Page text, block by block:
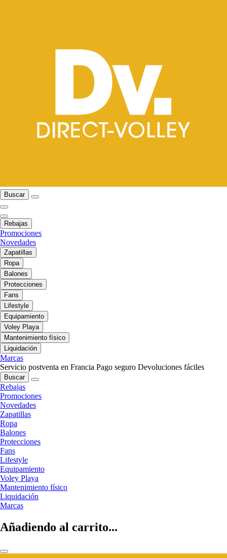
Buscar
Rebajas
Promociones
Novedades
Zapatillas
Ropa
Balones
Protecciones
Fans
Lifestyle
Equipamiento
Voley Playa
Mantenimiento físico
Liquidación
Marcas
Servicio postventa en Francia Pago seguro Devoluciones fáciles
Buscar
Rebajas
Promociones
Novedades
Zapatillas
Ropa
Balones
Protecciones
Fans
Lifestyle
Equipamiento
Voley Playa
Mantenimiento físico
Liquidación
Marcas
Añadiendo al carrito...